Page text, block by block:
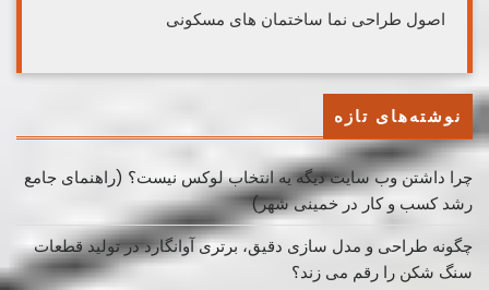
اصول طراحی نما ساختمان های مسکونی
نوشته‌های تازه
چرا داشتن وب سایت دیگه یه انتخاب لوکس نیست؟ (راهنمای جامع
رشد کسب ‌و کار در خمینی ‌شهر)
چگونه طراحی و مدل سازی دقیق، برتری آوانگارد در تولید قطعات
سنگ شکن را رقم می زند؟